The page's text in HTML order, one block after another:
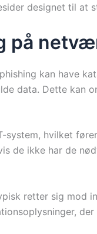
designet til at
på
kan have
data. Dette kan
system, hvilket
de ikke har de
retter sig mod